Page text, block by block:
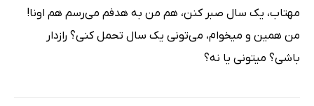
مهتاب، یک سال صبر کنن، هم من به هدفم مى‌رسم هم اونا!
من همین و میخوام، می‌تونى یک سال تحمل کنى؟ رازدار
باشى؟ میتونى یا نه؟